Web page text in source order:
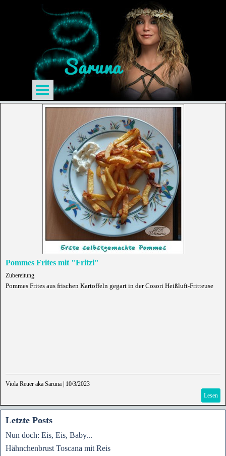
Pommes Frites mit "Fritzi"
Zubereitung
Pommes Frites aus frischen Kartoffeln gegart in der Cosori Heißluft-Fritteuse
Viola Reuer aka Saruna
10/3/2023
Lesen
Letzte Posts
Nun doch: Eis, Eis, Baby...
Hähnchenbrust Toscana mit Reis